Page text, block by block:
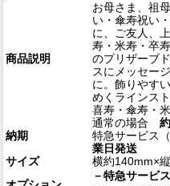
商品説明
お母さま、祖
い・傘寿祝い
に、ご友人、
寿・米寿・卒
のプリザーブ
スにメッセー
に。飾りやす
めくラインス
喜寿・傘寿・
納期
通常の場合
特急サービス
業日発送
サイズ
横約140mm×
－特急サービ